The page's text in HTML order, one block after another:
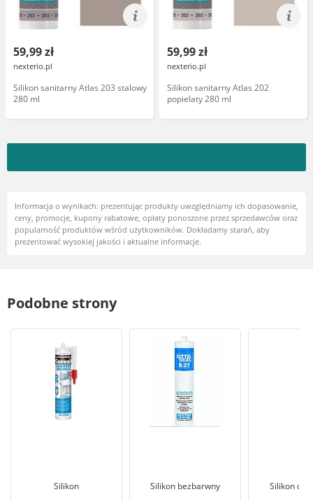
59,99 zł
nexterio.pl
Silikon sanitarny Atlas 203 stalowy
280 ml
59,99 zł
nexterio.pl
Silikon sanitarny Atlas 202
popielaty 280 ml
Informacja o wynikach: prezentując produkty uwzględniamy ich dopasowanie,
ceny, promocje, kupony rabatowe, opłaty ponoszone przez sprzedawców oraz
popularność produktów wśród użytkowników. Dokładamy starań, aby
prezentować wysokiej jakości i aktualne informacje.
Podobne strony
Silikon Silikon bezbarwny Silikon do